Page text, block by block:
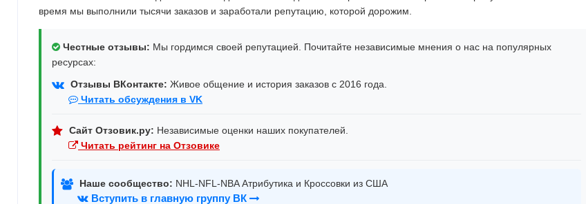
время мы выполнили тысячи заказов и заработали репутацию, которой дорожим.
Честные отзывы: Мы гордимся своей репутацией. Почитайте независимые мнения о нас на популярных
ресурсах:
Отзывы ВКонтакте: Живое общение и история заказов с 2016 года.
Читать обсуждения в VK
Сайт Отзовик.ру: Независимые оценки наших покупателей.
Читать рейтинг на Отзовике
Наше сообщество: NHL-NFL-NBA Атрибутика и Кроссовки из США
Вступить в главную группу ВК